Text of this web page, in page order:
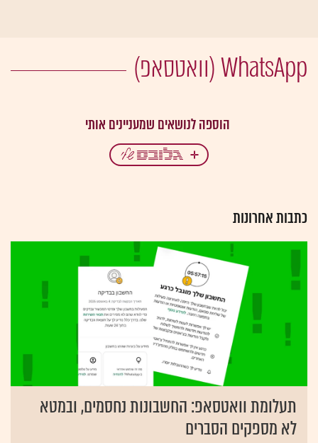
WhatsApp (וואטסאפ)
כתבות אחרונות
תעלומת וואטסאפ: החשבונות נחסמים, ובמטא
לא מספקים הסברים